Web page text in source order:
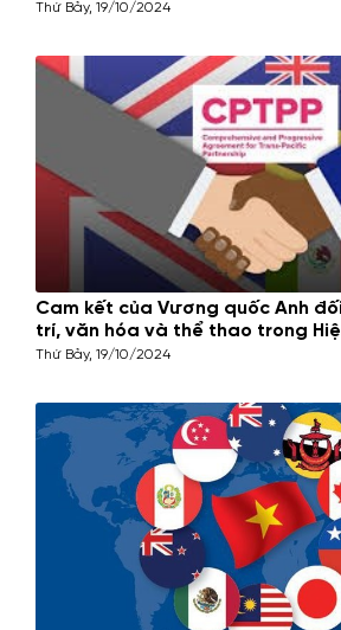
Thứ Bảy, 19/10/2024
Cam kết của Vương quốc Anh
trí, văn hóa và thể thao trong
Thứ Bảy, 19/10/2024